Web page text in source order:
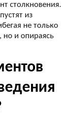
столкновения.
из
не только
но и опираясь